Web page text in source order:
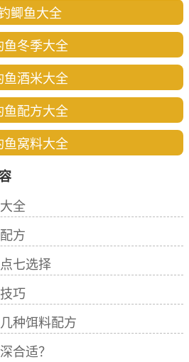
鲫鱼大全
鱼冬季大全
鱼酒米大全
鱼配方大全
鱼窝料大全
全
方
七选择
巧
种饵料配方
合适？